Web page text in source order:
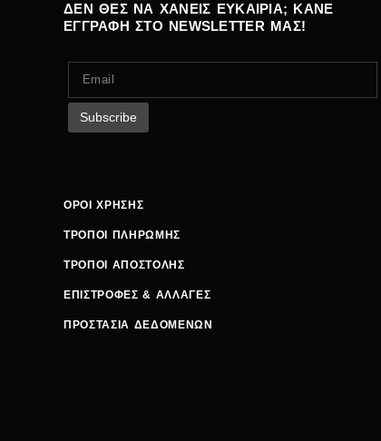
ΔΕΝ ΘΕΣ ΝΑ ΧΑΝΕΙΣ ΕΥΚΑΙΡΙΑ; ΚΑΝΕ
ΕΓΓΡΑΦΗ ΣΤΟ NEWSLETTER ΜΑΣ!
ΟΡΟΙ ΧΡΗΣΗΣ
ΤΡΟΠΟΙ ΠΛΗΡΩΜΗΣ
ΤΡΟΠΟΙ ΑΠΟΣΤΟΛΗΣ
ΕΠΙΣΤΡΟΦΕΣ & ΑΛΛΑΓΕΣ
ΠΡΟΣΤΑΣΙΑ ΔΕΔΟΜΕΝΩΝ